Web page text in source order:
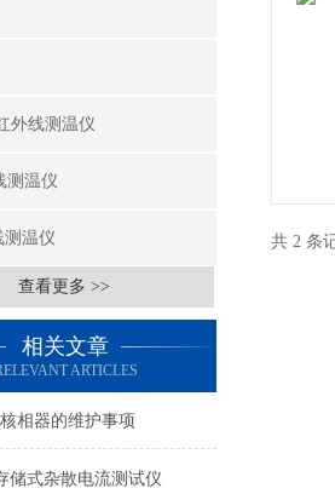
外线测温仪
测温仪
测温仪
查看更多 >>
相关文章
ARTICLES
相器的维护事项
储式杂散电流测试仪
共 2 条